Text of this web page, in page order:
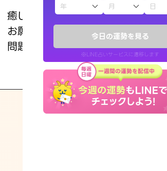
今日の運勢を見る
※LINE占いサービスに遷移します
えもじの子（占）12星座占い
お知らせ
癒し系でおしゃべりしたくて鑑定を
お願いしてます(笑)
問題解決もピカイチ！
50代 女性